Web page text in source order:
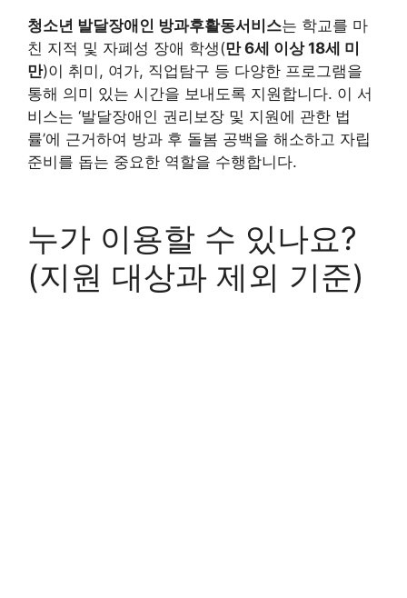
청소년 발달장애인 방과후활동서비스는 학교를 마
친 지적 및 자폐성 장애 학생(만 6세 이상 18세 미
만)이 취미, 여가, 직업탐구 등 다양한 프로그램을
통해 의미 있는 시간을 보내도록 지원합니다. 이 서
비스는 ‘발달장애인 권리보장 및 지원에 관한 법
률’에 근거하여 방과 후 돌봄 공백을 해소하고 자립
준비를 돕는 중요한 역할을 수행합니다.
누가 이용할 수 있나요?
(지원 대상과 제외 기준)